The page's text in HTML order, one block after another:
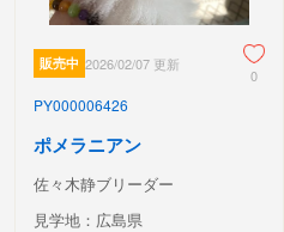
販売中 2026/02/07 更新
0
PY000006426
ポメラニアン
佐々木静ブリーダー
見学地：広島県